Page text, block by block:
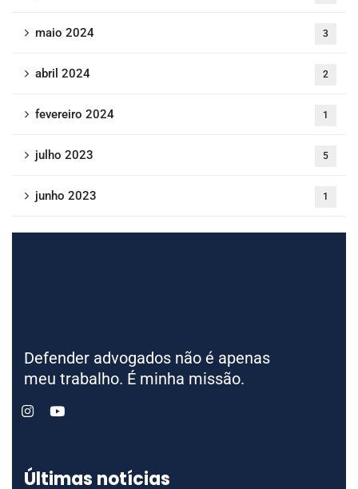
maio 2024 3
abril 2024 2
fevereiro 2024 1
julho 2023 5
junho 2023 1
Defender advogados não é apenas
meu trabalho. É minha missão.
Últimas notícias